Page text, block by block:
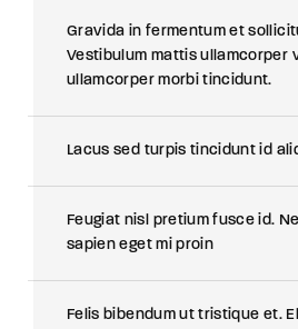
Gravida in fermentum et
Vestibulum mattis ullamcorper
ullamcorper morbi tincidunt.
Lacus sed turpis tincidunt id
Feugiat nisl pretium fusce id.
sapien eget mi proin
Felis bibendum ut tristique et.